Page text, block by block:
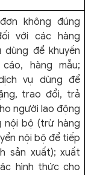
không đúng
với các hàng
dùng để khuyến
hàng mẫu;
vụ dùng để
trao đổi, trả
người lao động
nội bộ (trừ hàng
nội bộ để tiếp
sản xuất); xuất
hình thức cho